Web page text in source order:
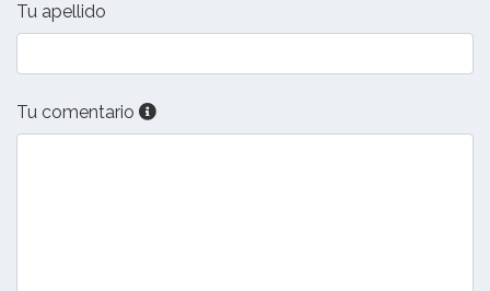
Tu apellido
Tu comentario